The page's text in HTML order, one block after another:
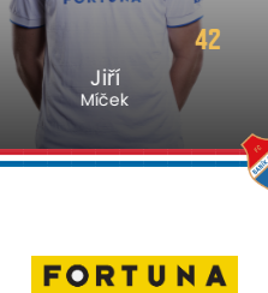
Michal
Kohút